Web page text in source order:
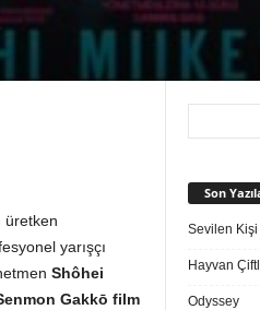
üretken
yarışçı
Shôhei
Gakkō film
Son
Sevilen Kişi
Hayvan
Odyssey